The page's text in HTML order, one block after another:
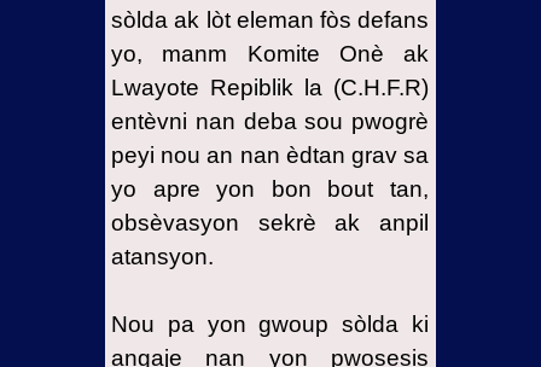
sòlda ak lòt eleman fòs defans
yo, manm Komite Onè ak
Lwayote Repiblik la (C.H.F.R)
entèvni nan deba sou pwogrè
peyi nou an nan èdtan grav sa
yo apre yon bon bout tan,
obsèvasyon sekrè ak anpil
atansyon.
Nou pa yon gwoup sòlda ki
angaje nan yon pwosesis